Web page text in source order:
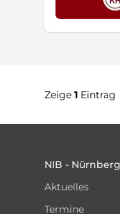
Zeige 1 Eintrag
NIB -
Aktuelles
Termine